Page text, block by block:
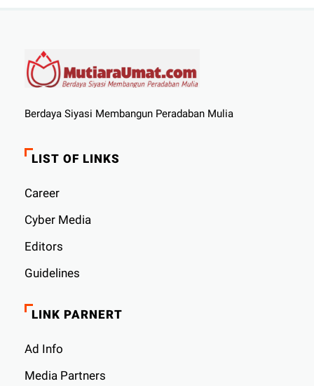
Berdaya Siyasi Membangun Peradaban Mulia
LIST OF LINKS
Career
Cyber ​​Media
Editors
Guidelines
LINK PARNERT
Ad Info
Media Partners